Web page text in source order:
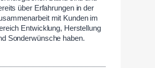
über Erfahrungen in der
mit Kunden im
Entwicklung, Herstellung
Sonderwünsche haben.